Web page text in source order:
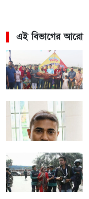
এই বিভাগের আরো